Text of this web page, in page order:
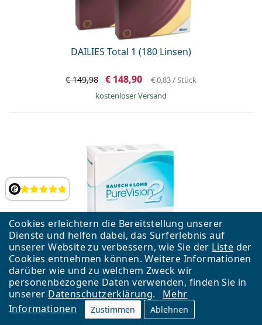
Cookies erleichtern die Bereitstellung unserer
Dienste und helfen dabei, das Surferlebnis auf
unserer Website zu verbessern, wie Sie der Liste der
Cookies entnehmen können. Weitere Informationen
darüber wie und zu welchem Zweck wir
personenbezogene Daten verwenden, finden Sie in
unserer Datenschutzerklärung.
Mehr
Informationen
Zustimmen Ablehnen
Bewertung
DAILIES Total 1 (180 Linsen)
€ 149,98 € 148,90 € 0,83/ Stück
kostenloser Versand
PureVision 2 (6 Linsen)
€ 31,99 € 5,33/ Stück